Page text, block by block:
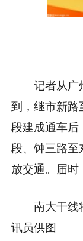
记者从广
到，继市新路
段建成通车后
段、钟三路至
放交通。届时
南大干线
讯员供图